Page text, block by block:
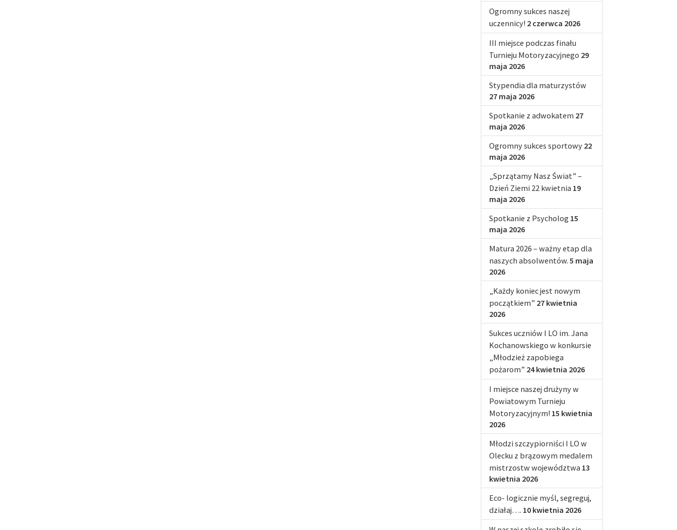
Ogromny sukces naszej
uczennicy! 2 czerwca 2026
III miejsce podczas finału
Turnieju Motoryzacyjnego 29
maja 2026
Stypendia dla maturzystów
27 maja 2026
Spotkanie z adwokatem 27
maja 2026
Ogromny sukces sportowy 22
maja 2026
„Sprzątamy Nasz Świat” –
Dzień Ziemi 22 kwietnia 19
maja 2026
Spotkanie z Psycholog 15
maja 2026
Matura 2026 – ważny etap dla
naszych absolwentów. 5 maja
2026
„Każdy koniec jest nowym
początkiem” 27 kwietnia
2026
Sukces uczniów I LO im. Jana
Kochanowskiego w konkursie
„Młodzież zapobiega
pożarom” 24 kwietnia 2026
I miejsce naszej drużyny w
Powiatowym Turnieju
Motoryzacyjnym! 15 kwietnia
2026
Młodzi szczypiorniści I LO w
Olecku z brązowym medalem
mistrzostw województwa 13
kwietnia 2026
Eco- logicznie myśl, segreguj,
działaj…. 10 kwietnia 2026